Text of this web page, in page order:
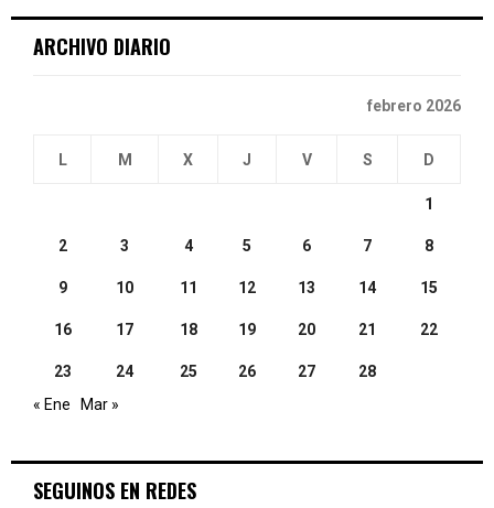
ARCHIVO DIARIO
febrero 2026
L M X J V S D
1
2 3 4 5 6 7 8
9 10 11 12 13 14 15
16 17 18 19 20 21 22
23 24 25 26 27
28
« Ene
Mar »
SEGUINOS EN REDES